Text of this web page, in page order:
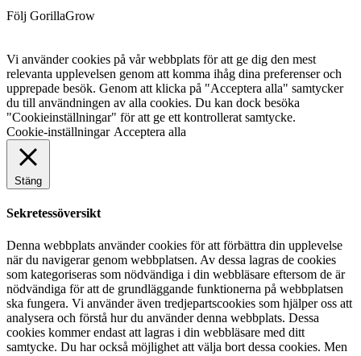
Följ GorillaGrow
Vi använder cookies på vår webbplats för att ge dig den mest
relevanta upplevelsen genom att komma ihåg dina preferenser och
upprepade besök. Genom att klicka på "Acceptera alla" samtycker
du till användningen av alla cookies. Du kan dock besöka
"Cookieinställningar" för att ge ett kontrollerat samtycke.
Cookie-inställningar Acceptera alla
Stäng
Sekretessöversikt
Denna webbplats använder cookies för att förbättra din upplevelse
när du navigerar genom webbplatsen. Av dessa lagras de cookies
som kategoriseras som nödvändiga i din webbläsare eftersom de är
nödvändiga för att de grundläggande funktionerna på webbplatsen
ska fungera. Vi använder även tredjepartscookies som hjälper oss att
analysera och förstå hur du använder denna webbplats. Dessa
cookies kommer endast att lagras i din webbläsare med ditt
samtycke. Du har också möjlighet att välja bort dessa cookies. Men